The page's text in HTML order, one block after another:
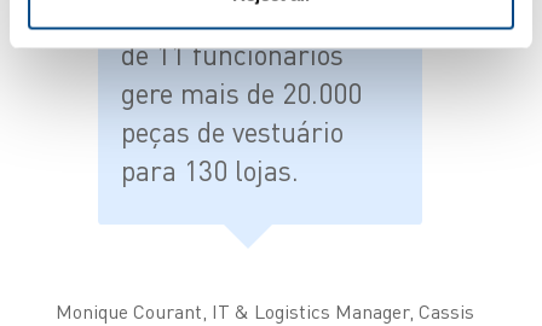
Hoje, a mesma equipa
de 11 funcionários
gere mais de 20.000
peças de vestuário
para 130 lojas.
Monique Courant, IT & Logistics Manager, Cassis